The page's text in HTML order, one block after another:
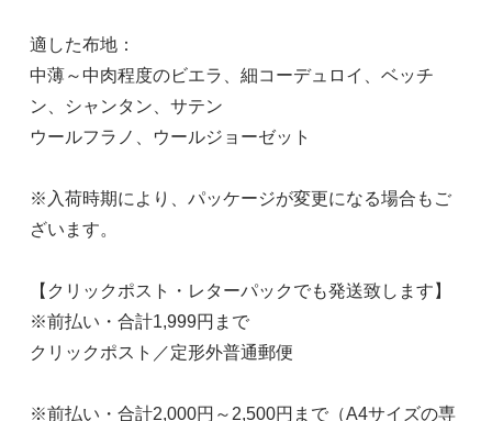
適した布地：
中薄～中肉程度のビエラ、細コーデュロイ、ベッチ
ン、シャンタン、サテン
ウールフラノ、ウールジョーゼット
※入荷時期により、パッケージが変更になる場合もご
ざいます。
【クリックポスト・レターパックでも発送致します】
※前払い・合計1,999円まで
クリックポスト／定形外普通郵便
※前払い・合計2,000円～2,500円まで（A4サイズの専